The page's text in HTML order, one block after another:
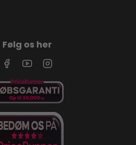
Følg os her